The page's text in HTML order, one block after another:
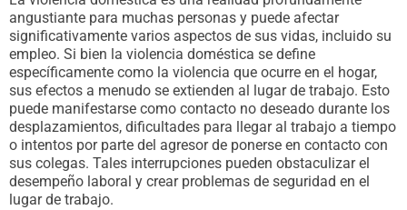
angustiante para muchas personas y puede afectar
significativamente varios aspectos de sus vidas, incluido su
empleo. Si bien la violencia doméstica se define
específicamente como la violencia que ocurre en el hogar,
sus efectos a menudo se extienden al lugar de trabajo. Esto
puede manifestarse como contacto no deseado durante los
desplazamientos, dificultades para llegar al trabajo a tiempo
o intentos por parte del agresor de ponerse en contacto con
sus colegas. Tales interrupciones pueden obstaculizar el
desempeño laboral y crear problemas de seguridad en el
lugar de trabajo.